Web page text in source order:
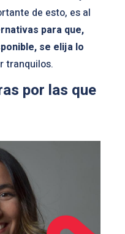
de esto, es al
para que,
se elija lo
tranquilos.
por las que